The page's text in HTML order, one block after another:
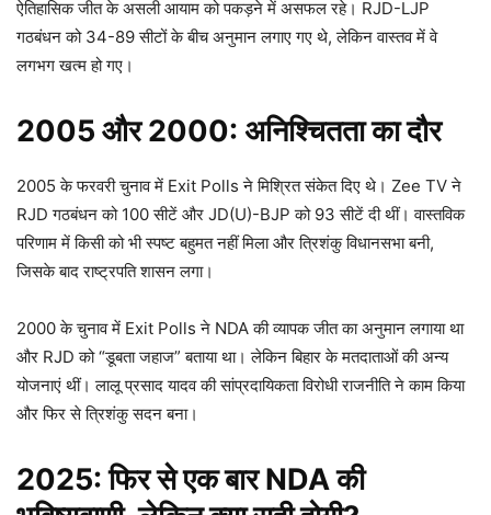
ऐतिहासिक जीत के असली आयाम को पकड़ने में असफल रहे। RJD-LJP
गठबंधन को 34-89 सीटों के बीच अनुमान लगाए गए थे, लेकिन वास्तव में वे
लगभग खत्म हो गए।​
2005 और 2000: अनिश्चितता का दौर
2005 के फरवरी चुनाव में Exit Polls ने मिश्रित संकेत दिए थे। Zee TV ने
RJD गठबंधन को 100 सीटें और JD(U)-BJP को 93 सीटें दी थीं। वास्तविक
परिणाम में किसी को भी स्पष्ट बहुमत नहीं मिला और त्रिशंकु विधानसभा बनी,
जिसके बाद राष्ट्रपति शासन लगा।​
2000 के चुनाव में Exit Polls ने NDA की व्यापक जीत का अनुमान लगाया था
और RJD को “डूबता जहाज” बताया था। लेकिन बिहार के मतदाताओं की अन्य
योजनाएं थीं। लालू प्रसाद यादव की सांप्रदायिकता विरोधी राजनीति ने काम किया
और फिर से त्रिशंकु सदन बना।​
2025:फिर से एक बार NDAकी